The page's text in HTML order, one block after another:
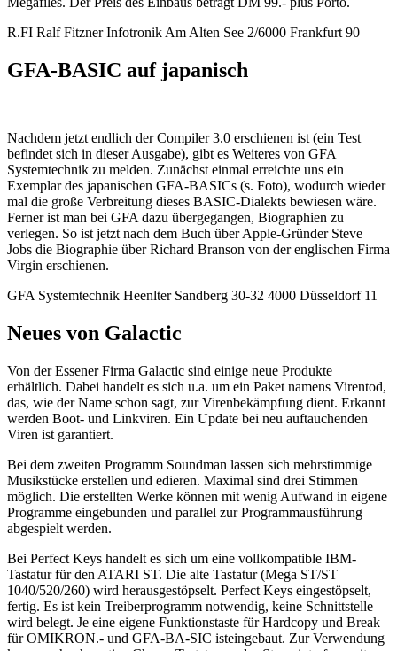
R.FI Ralf Fitzner Infotronik Am Alten See 2/6000 Frankfurt 90
GFA-BASIC auf japanisch
Nachdem jetzt endlich der Compiler 3.0 erschienen ist (ein Test
befindet sich in dieser Ausgabe), gibt es Weiteres von GFA
Systemtechnik zu melden. Zunächst einmal erreichte uns ein
Exemplar des japanischen GFA-BASICs (s. Foto), wodurch wieder
mal die große Verbreitung dieses BASIC-Dialekts bewiesen wäre.
Ferner ist man bei GFA dazu übergegangen, Biographien zu
verlegen. So ist jetzt nach dem Buch über Apple-Gründer Steve
Jobs die Biographie über Richard Branson von der englischen Firma
Virgin erschienen.
GFA Systemtechnik Heenlter Sandberg 30-32 4000 Düsseldorf 11
Neues von Galactic
Von der Essener Firma Galactic sind einige neue Produkte
erhältlich. Dabei handelt es sich u.a. um ein Paket namens Virentod,
das, wie der Name schon sagt, zur Virenbekämpfung dient. Erkannt
werden Boot- und Linkviren. Ein Update bei neu auftauchenden
Viren ist garantiert.
Bei dem zweiten Programm Soundman lassen sich mehrstimmige
Musikstücke erstellen und edieren. Maximal sind drei Stimmen
möglich. Die erstellten Werke können mit wenig Aufwand in eigene
Programme eingebunden und parallel zur Programmausführung
abgespielt werden.
Bei Perfect Keys handelt es sich um eine vollkompatible IBM-
Tastatur für den ATARI ST. Die alte Tastatur (Mega ST/ST
1040/520/260) wird herausgestöpselt. Perfect Keys eingestöpselt,
fertig. Es ist kein Treiberprogramm notwendig, keine Schnittstelle
wird belegt. Je eine eigene Funktionstaste für Hardcopy und Break
für OMIKRON.- und GFA-BA-SIC isteingebaut. Zur Verwendung